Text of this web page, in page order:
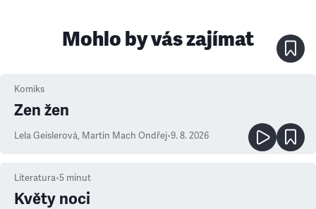
Mohlo by vás zajímat
Komiks
Zen žen
Lela Geislerová, Martin Mach Ondřej•9. 8. 2026
Literatura•5 minut
Květy noci